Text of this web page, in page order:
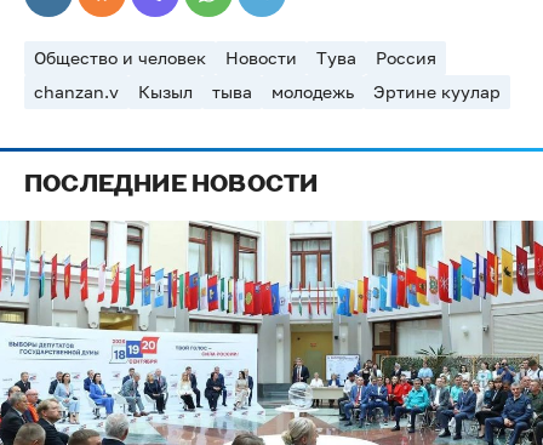
Общество и человек Новости Тува
Россия
chanzan.v
Кызыл тыва молодежь Эртине куулар
ПОСЛЕДНИЕ НОВОСТИ